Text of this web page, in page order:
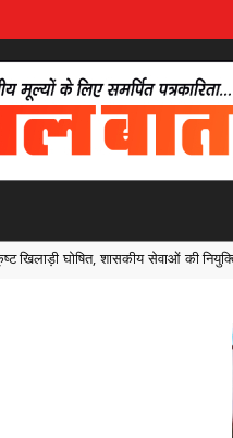
नियुक्ति में मिलेगी